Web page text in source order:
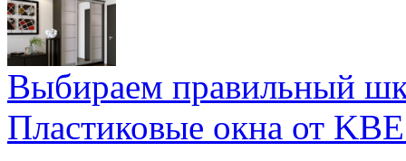
Выбираем правильный
Пластиковые окна от